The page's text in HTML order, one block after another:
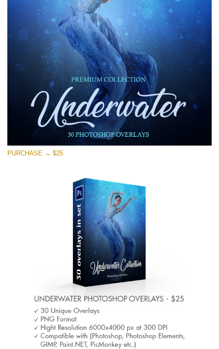
Entire Collection
(1783 Overlays)
Large 6000*4000px
Ingyenes letöltés
PURCHASE → $25